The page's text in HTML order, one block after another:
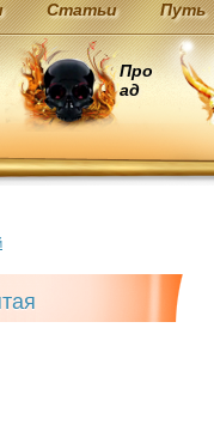
Статьи Путь
Про
ад